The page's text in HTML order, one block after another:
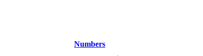
Numbers